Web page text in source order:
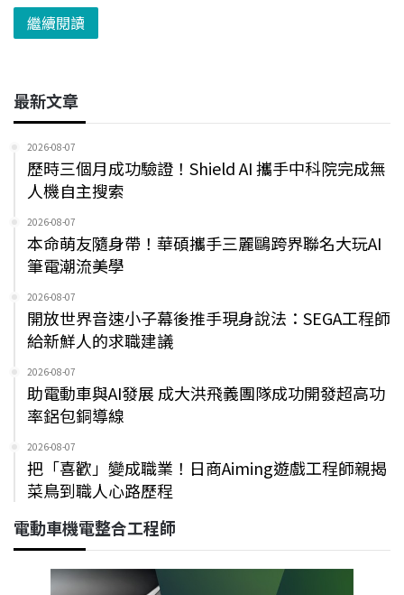
繼續閱讀
最新文章
2026-08-07
歷時三個月成功驗證！Shield AI 攜手中科院完成無
人機自主搜索
2026-08-07
本命萌友隨身帶！華碩攜手三麗鷗跨界聯名大玩AI
筆電潮流美學
2026-08-07
開放世界音速小子幕後推手現身說法：SEGA工程師
給新鮮人的求職建議
2026-08-07
助電動車與AI發展 成大洪飛義團隊成功開發超高功
率鋁包銅導線
2026-08-07
把「喜歡」變成職業！日商Aiming遊戲工程師親揭
菜鳥到職人心路歷程
電動車機電整合工程師